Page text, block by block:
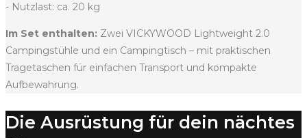
- Nutzlast: ca. 20 kg
Im Set enthalten: Zwei VICKYWOOD Lightweight 2.0
Campingstühle und ein Campingtisch – mit praktischen
Tragetaschen für einfachen Transport und kompakte
Aufbewahrung.
Die Ausrüstung für dein nächtes